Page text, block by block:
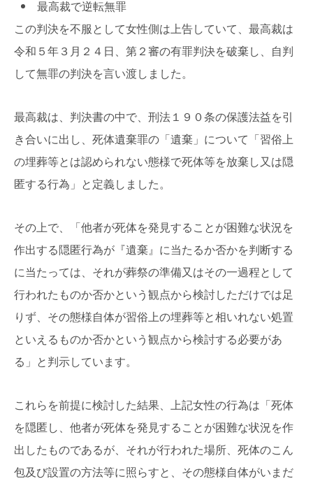
最高裁で逆転無罪
この判決を不服として女性側は上告していて、最高裁は
令和５年３月２４日、第２審の有罪判決を破棄し、自判
して無罪の判決を言い渡しました。
最高裁は、判決書の中で、刑法１９０条の保護法益を引
き合いに出し、死体遺棄罪の「遺棄」について「習俗上
の埋葬等とは認められない態様で死体等を放棄し又は隠
匿する行為」と定義しました。
その上で、「他者が死体を発見することが困難な状況を
作出する隠匿行為が『遺棄』に当たるか否かを判断する
に当たっては、それが葬祭の準備又はその一過程として
行われたものか否かという観点から検討しただけでは足
りず、その態様自体が習俗上の埋葬等と相いれない処置
といえるものか否かという観点から検討する必要があ
る」と判示しています。
これらを前提に検討した結果、上記女性の行為は「死体
を隠匿し、他者が死体を発見することが困難な状況を作
出したものであるが、それが行われた場所、死体のこん
包及び設置の方法等に照らすと、その態様自体がいまだ